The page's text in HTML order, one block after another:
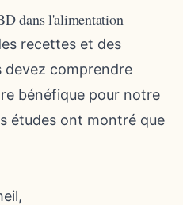
dans l'alimentation
recettes et des
devez comprendre
bénéfique pour notre
études ont montré que
,